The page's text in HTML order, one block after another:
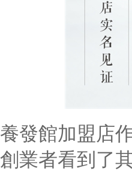
養發館加盟店
創業者看到了